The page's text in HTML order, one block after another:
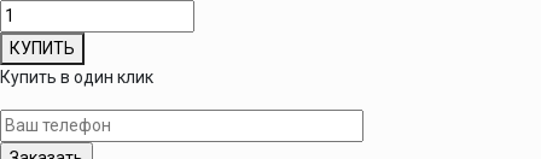
Количество
товара
Водонагр.
Atlantic
VM
75
КУПИТЬ
Купить в один клик